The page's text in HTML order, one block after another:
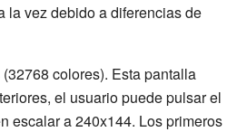
la vez debido a diferencias de
(32768 colores). Esta pantalla
el usuario puede pulsar el
escalar a 240x144. Los primeros